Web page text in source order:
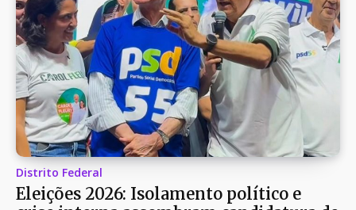
Distrito Federal
Eleições 2026: Isolamento político e